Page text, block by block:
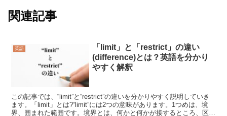
関連記事
英語
「limit」と「restrict」の違い
(difference)とは？英語を分かり
やすく解釈
この記事では、“limit”と“restrict”の違いを分かりやすく説明していき
ます。「limit」とは?“limit”には2つの意味があります。1つめは、境
界、囲まれた範囲です。境界とは、何かと何かが接するところ、区切